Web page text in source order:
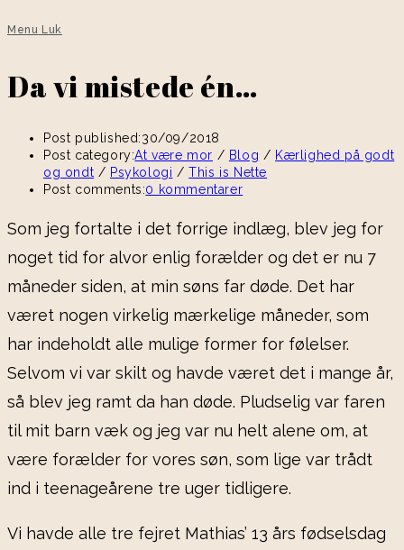
Menu Luk
Da vi mistede én…
Post published:30/09/2018
Post category:At være mor / Blog / Kærlighed på godt
og ondt / Psykologi / This is Nette
Post comments:0 kommentarer
Som jeg fortalte i det forrige indlæg, blev jeg for
noget tid for alvor enlig forælder og det er nu 7
måneder siden, at min søns far døde. Det har
været nogen virkelig mærkelige måneder, som
har indeholdt alle mulige former for følelser.
Selvom vi var skilt og havde været det i mange år,
så blev jeg ramt da han døde. Pludselig var faren
til mit barn væk og jeg var nu helt alene om, at
være forælder for vores søn, som lige var trådt
ind i teenageårene tre uger tidligere.
Vi havde alle tre fejret Mathias’ 13 års fødselsdag